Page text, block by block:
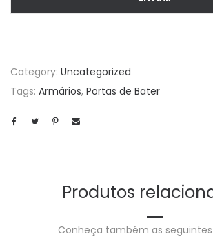
Category: Uncategorized
Tags: Armários, Portas de Bater
Produtos
Conheça também as